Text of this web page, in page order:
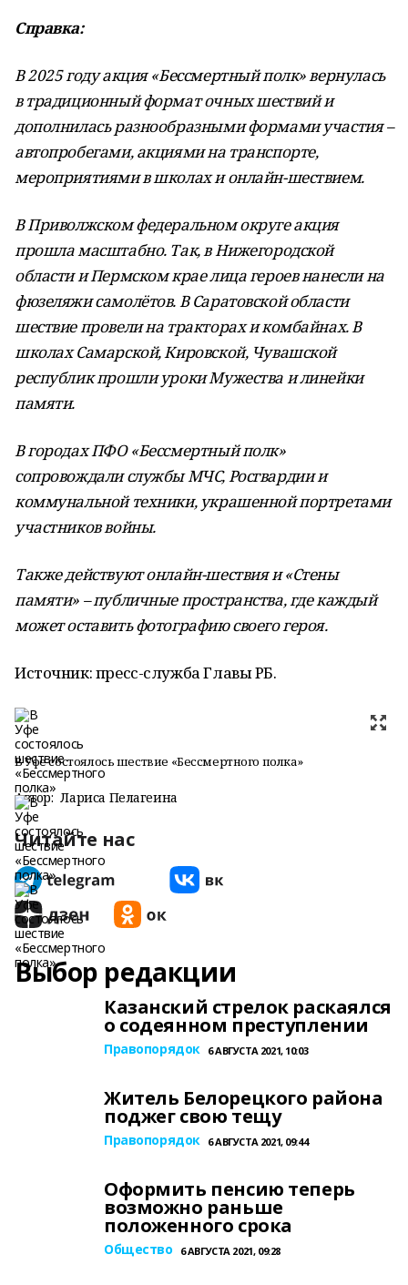
Справка:
В 2025 году акция «Бессмертный полк» вернулась
в традиционный формат очных шествий и
дополнилась разнообразными формами участия –
автопробегами, акциями на транспорте,
мероприятиями в школах и онлайн-шествием.
В Приволжском федеральном округе акция
прошла масштабно. Так, в Нижегородской
области и Пермском крае лица героев нанесли на
фюзеляжи самолётов. В Саратовской области
шествие провели на тракторах и комбайнах. В
школах Самарской, Кировской, Чувашской
республик прошли уроки Мужества и линейки
памяти.
В городах ПФО «Бессмертный полк»
сопровождали службы МЧС, Росгвардии и
коммунальной техники, украшенной портретами
участников войны.
Также действуют онлайн-шествия и «Стены
памяти» – публичные пространства, где каждый
может оставить фотографию своего героя.
Источник: пресс-служба Главы РБ.
В Уфе состоялось шествие «Бессмертного полка»
Автор: Лариса Пелагеина
Читайте нас
Выбор редакции
Казанский стрелок раскаялся
о содеянном преступлении
Правопорядок 6 АВГУСТА 2021, 10:03
Житель Белорецкого района
поджег свою тещу
Правопорядок 6 АВГУСТА 2021, 09:44
Оформить пенсию теперь
возможно раньше
положенного срока
Общество 6 АВГУСТА 2021, 09:28